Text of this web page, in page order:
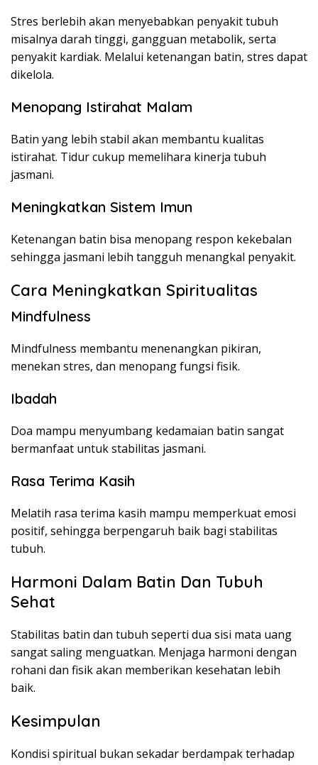
Stres berlebih akan menyebabkan penyakit tubuh
misalnya darah tinggi, gangguan metabolik, serta
penyakit kardiak. Melalui ketenangan batin, stres dapat
dikelola.
Menopang Istirahat Malam
Batin yang lebih stabil akan membantu kualitas
istirahat. Tidur cukup memelihara kinerja tubuh
jasmani.
Meningkatkan Sistem Imun
Ketenangan batin bisa menopang respon kekebalan
sehingga jasmani lebih tangguh menangkal penyakit.
Cara Meningkatkan Spiritualitas
Mindfulness
Mindfulness membantu menenangkan pikiran,
menekan stres, dan menopang fungsi fisik.
Ibadah
Doa mampu menyumbang kedamaian batin sangat
bermanfaat untuk stabilitas jasmani.
Rasa Terima Kasih
Melatih rasa terima kasih mampu memperkuat emosi
positif, sehingga berpengaruh baik bagi stabilitas
tubuh.
Harmoni Dalam Batin Dan Tubuh
Sehat
Stabilitas batin dan tubuh seperti dua sisi mata uang
sangat saling menguatkan. Menjaga harmoni dengan
rohani dan fisik akan memberikan kesehatan lebih
baik.
Kesimpulan
Kondisi spiritual bukan sekadar berdampak terhadap